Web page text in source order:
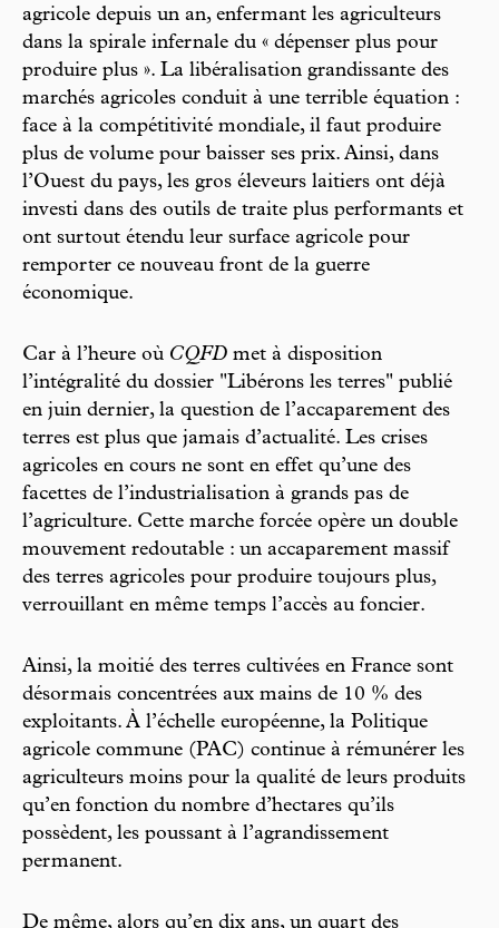
agricole depuis un an, enfermant les agriculteurs
dans la spirale infernale du « dépenser plus pour
produire plus ». La libéralisation grandissante des
marchés agricoles conduit à une terrible équation :
face à la compétitivité mondiale, il faut produire
plus de volume pour baisser ses prix. Ainsi, dans
l’Ouest du pays, les gros éleveurs laitiers ont déjà
investi dans des outils de traite plus performants et
ont surtout étendu leur surface agricole pour
remporter ce nouveau front de la guerre
économique.
Car à l’heure où CQFD met à disposition
l’intégralité du dossier "Libérons les terres" publié
en juin dernier, la question de l’accaparement des
terres est plus que jamais d’actualité. Les crises
agricoles en cours ne sont en effet qu’une des
facettes de l’industrialisation à grands pas de
l’agriculture. Cette marche forcée opère un double
mouvement redoutable : un accaparement massif
des terres agricoles pour produire toujours plus,
verrouillant en même temps l’accès au foncier.
Ainsi, la moitié des terres cultivées en France sont
désormais concentrées aux mains de 10 % des
exploitants. À l’échelle européenne, la Politique
agricole commune (PAC) continue à rémunérer les
agriculteurs moins pour la qualité de leurs produits
qu’en fonction du nombre d’hectares qu’ils
possèdent, les poussant à l’agrandissement
permanent.
De même, alors qu’en dix ans, un quart des